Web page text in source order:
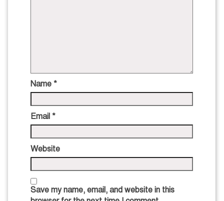
Name *
Email *
Website
Save my name, email, and website in this